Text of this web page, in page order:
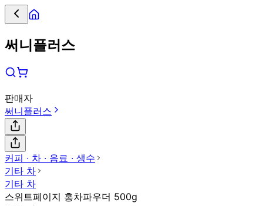
써니플러스
판매자
써니플러스
커피 ∙ 차 ∙ 음료 ∙ 생수
기타 차
기타 차
스위트페이지 홍차파우더 500g